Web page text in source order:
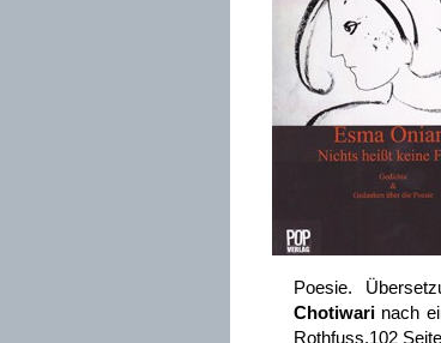
Poesie.
Chotiwarinach
Rothfuss.102